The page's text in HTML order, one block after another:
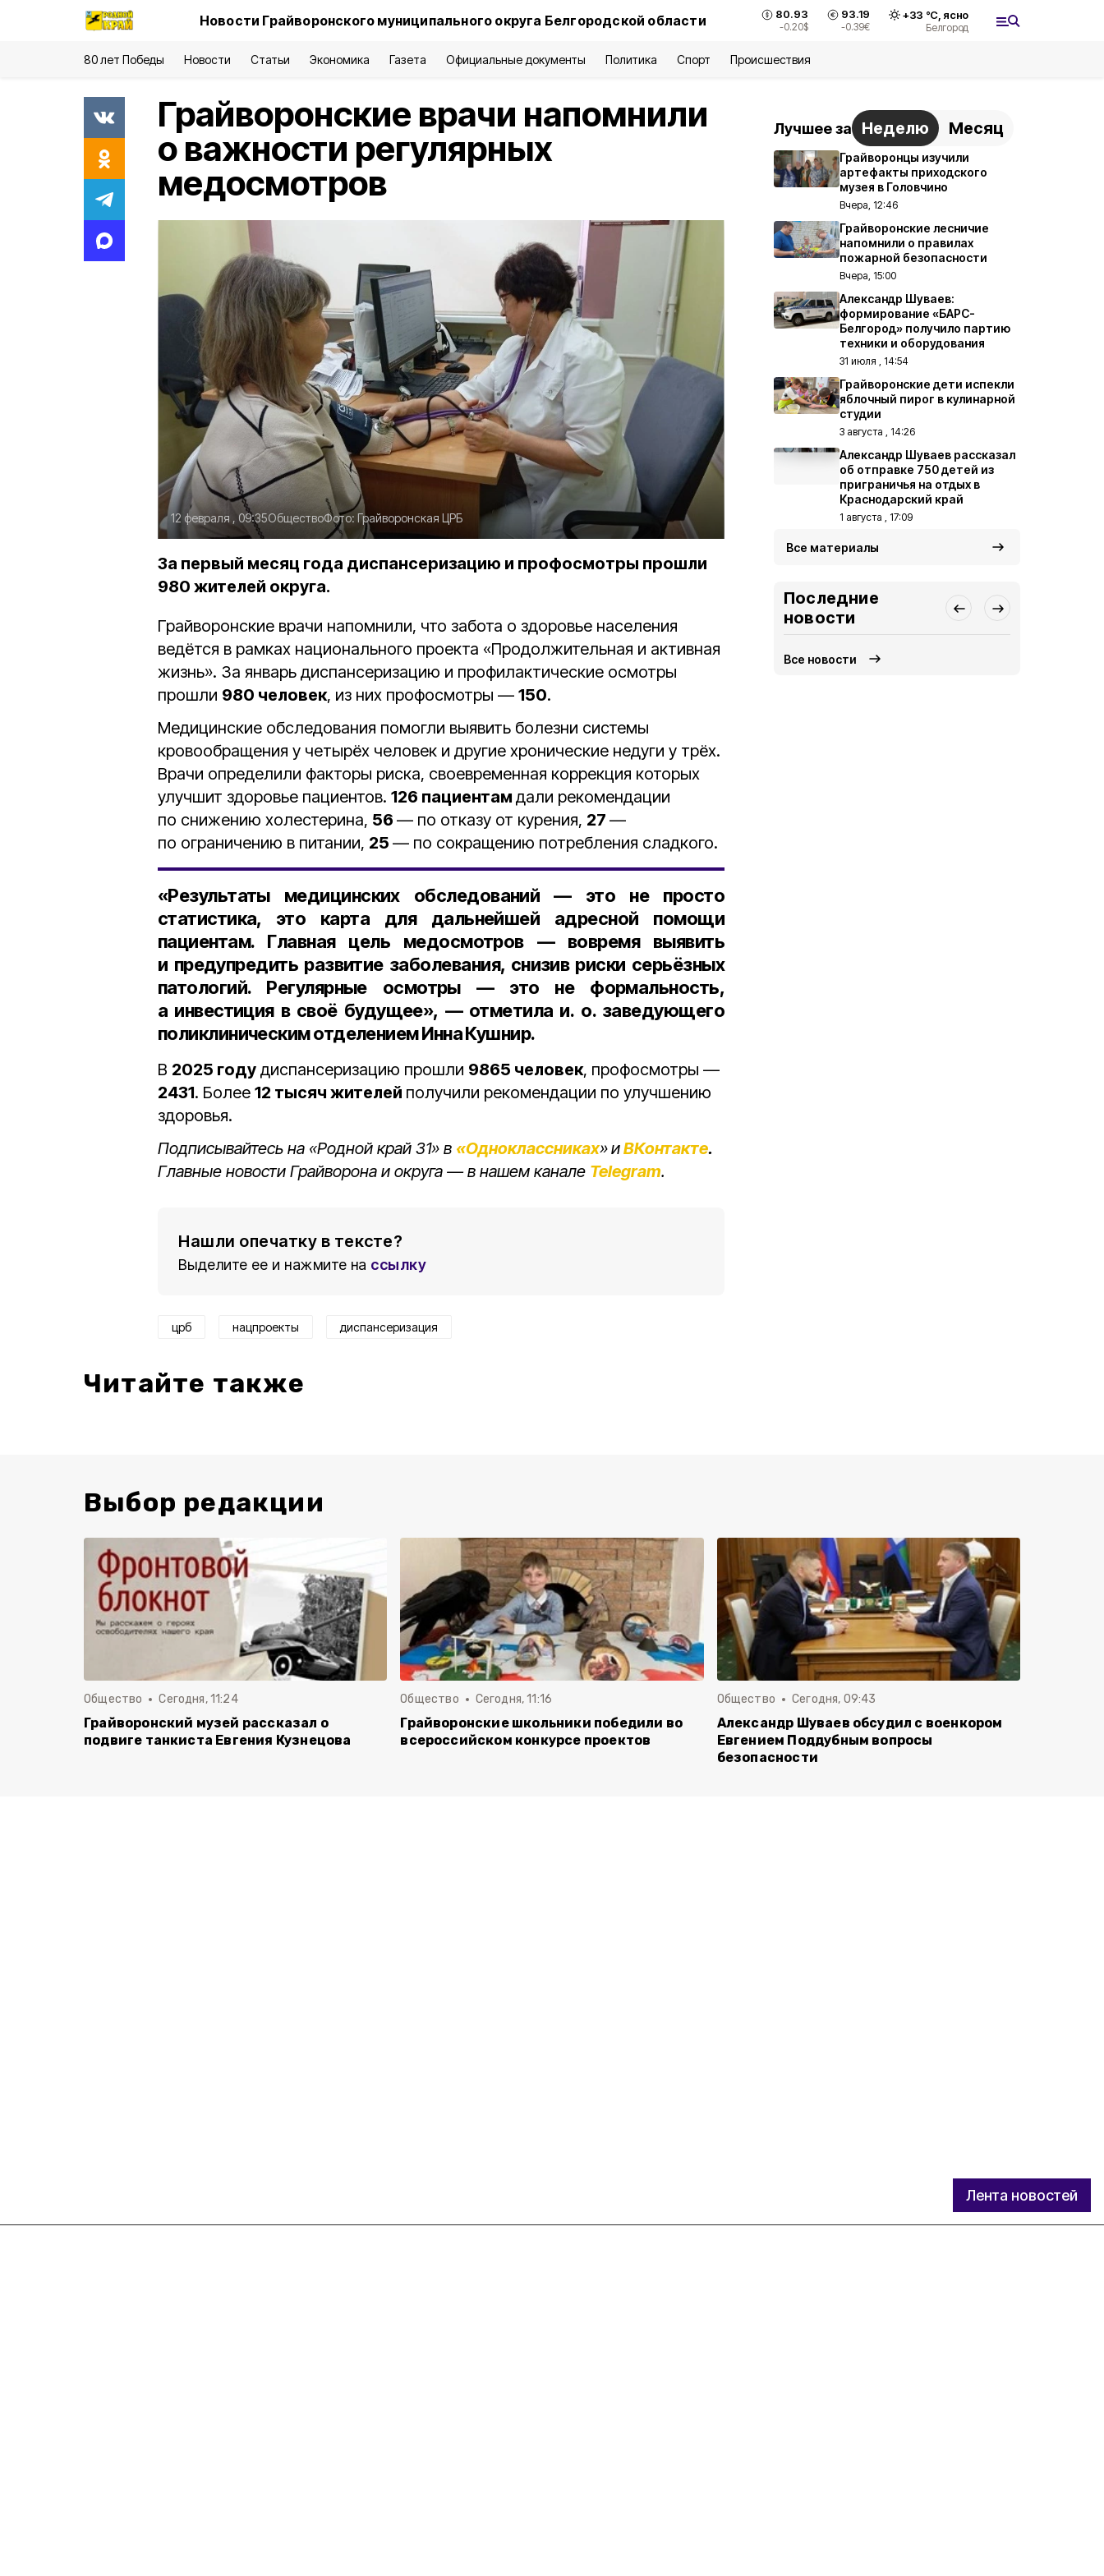
Новости Грайворонского муниципального округа Белгородской области 80.93
-0.20$
93.19
-0.39€
+33 °С, ясно
Белгород
80 лет Победы Новости Статьи Экономика Газета Официальные документы Политика Спорт Происшествия
Лента новостей
Грайворонские врачи напомнили
о важности регулярных
медосмотров
12 февраля , 09:35ОбществоФото: Грайворонская ЦРБ
За первый месяц года диспансеризацию и профосмотры прошли
980 жителей округа.
Грайворонские врачи напомнили, что забота о здоровье населения
ведётся в рамках национального проекта «Продолжительная и активная
жизнь». За январь диспансеризацию и профилактические осмотры
прошли 980 человек, из них профосмотры — 150.
Медицинские обследования помогли выявить болезни системы
кровообращения у четырёх человек и другие хронические недуги у трёх.
Врачи определили факторы риска, своевременная коррекция которых
улучшит здоровье пациентов. 126 пациентам дали рекомендации
по снижению холестерина, 56 — по отказу от курения, 27 —
по ограничению в питании, 25 — по сокращению потребления сладкого.
«Результаты медицинских обследований — это не просто
статистика, это карта для дальнейшей адресной помощи
пациентам. Главная цель медосмотров — вовремя выявить
и предупредить развитие заболевания, снизив риски серьёзных
патологий. Регулярные осмотры — это не формальность,
а инвестиция в своё будущее», — отметила и. о. заведующего
поликлиническим отделением Инна Кушнир.
В 2025 году диспансеризацию прошли 9865 человек, профосмотры —
2431. Более 12 тысяч жителей получили рекомендации по улучшению
здоровья.
Подписывайтесь на «Родной край 31» в «Одноклассниках»иВКонтакте.
Главные новости Грайворона и округа — в нашем канале Telegram.
Нашли опечатку в тексте?
Выделите ее и нажмите на ссылку
црб нацпроекты диспансеризация
Читайте также
Лучшее за Неделю Месяц
Грайворонцы изучили
артефакты приходского
музея в Головчино
Вчера, 12:46
Грайворонские лесничие
напомнили о правилах
пожарной безопасности
Вчера, 15:00
Александр Шуваев:
формирование «БАРС-
Белгород» получило партию
техники и оборудования
31 июля , 14:54
Грайворонские дети испекли
яблочный пирог в кулинарной
студии
3 августа , 14:26
Александр Шуваев рассказал
об отправке 750 детей из
приграничья на отдых в
Краснодарский край
1 августа , 17:09
Все материалы
Последние
новости
Все новости
Выбор редакции
Общество Сегодня, 11:24
Грайворонский музей рассказал о
подвиге танкиста Евгения Кузнецова
Общество Сегодня, 11:16
Грайворонские школьники победили во
всероссийском конкурсе проектов
Общество Сегодня, 09:43
Александр Шуваев обсудил с военкором
Евгением Поддубным вопросы
безопасности